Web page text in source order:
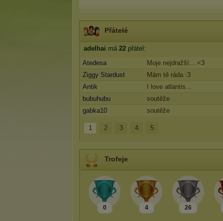
Přátelé
adelhai má 22 přátel:
Atedesa
Moje nejdražší....<3
Ziggy Stardust
Mám tě ráda :3
Antik
I love atlantis...
bubuhubu
soutěže
gabka10
soutěže
1 2 3 4 5
Trofeje
0 4 26